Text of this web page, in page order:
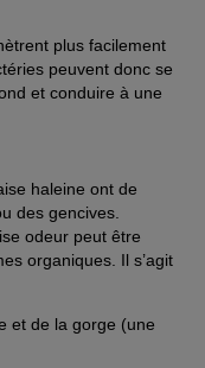
plus facilement
peuvent donc se
et conduire à une
haleine ont de
des gencives.
odeur peut être
organiques. Il s’agit
et de la gorge (une